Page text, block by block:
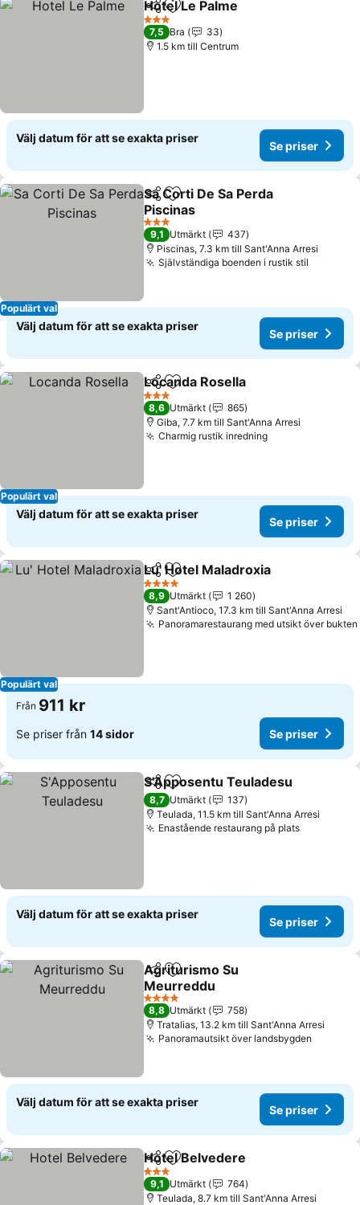
Dela Lägg till i Mina Favoriter
Hotel Le Palme
3 Stjärnor
7,5 Bra
33
1.5 km till Centrum
Välj datum för att se exakta priser
Se priser
Populärt val
Dela Lägg till i Mina Favoriter
Sa Corti De Sa Perda
Piscinas
3 Stjärnor
9,1 Utmärkt
437
Piscinas, 7.3 km till Sant'Anna Arresi
Självständiga boenden i rustik stil
Välj datum för att se exakta priser
Se priser
Populärt val
Dela Lägg till i Mina Favoriter
Locanda Rosella
3 Stjärnor
8,6 Utmärkt
865
Giba, 7.7 km till Sant'Anna Arresi
Charmig rustik inredning
Välj datum för att se exakta priser
Se priser
Populärt val
Dela Lägg till i Mina Favoriter
Lu' Hotel Maladroxia
4 Stjärnor
8,9 Utmärkt
1 260
Sant'Antioco, 17.3 km till Sant'Anna Arresi
Panoramarestaurang med utsikt över bukten
Från 911 kr
Se priser från 14 sidor Se priser
Dela Lägg till i Mina Favoriter
S'Apposentu Teuladesu
8,7 Utmärkt
137
Teulada, 11.5 km till Sant'Anna Arresi
Enastående restaurang på plats
Välj datum för att se exakta priser
Se priser
Dela Lägg till i Mina Favoriter
Agriturismo Su
Meurreddu
4 Stjärnor
8,8 Utmärkt
758
Tratalias, 13.2 km till Sant'Anna Arresi
Panoramautsikt över landsbygden
Välj datum för att se exakta priser
Se priser
Dela Lägg till i Mina Favoriter
Hotel Belvedere
3 Stjärnor
9,1 Utmärkt
764
Teulada, 8.7 km till Sant'Anna Arresi